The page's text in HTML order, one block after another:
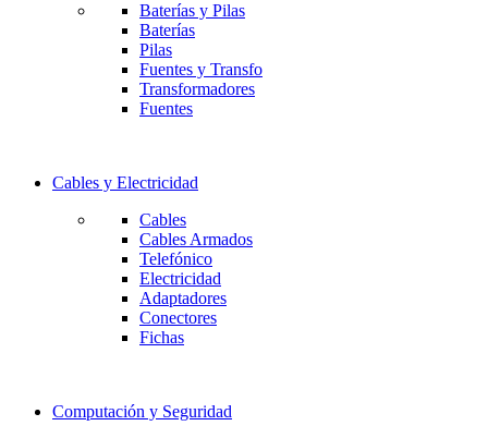
Baterías y Pilas
Baterías
Pilas
Fuentes y Transfo
Transformadores
Fuentes
Cables y Electricidad
Cables
Cables Armados
Telefónico
Electricidad
Adaptadores
Conectores
Fichas
Computación y Seguridad